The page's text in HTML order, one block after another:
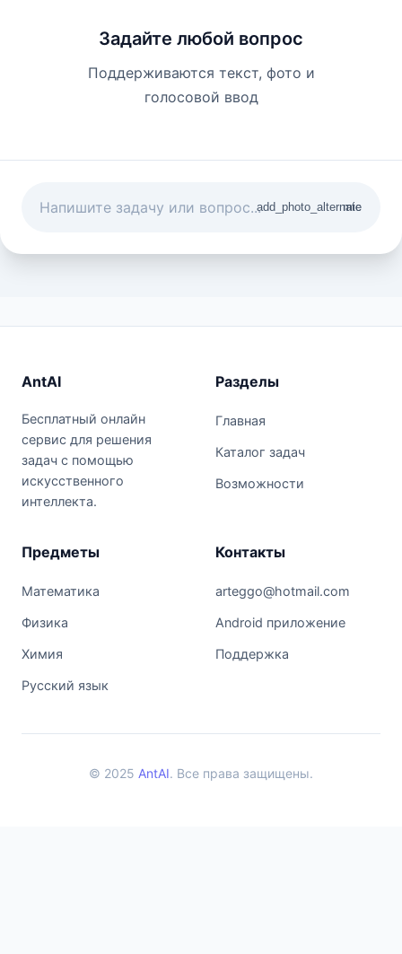
Задайте любой вопрос
Поддерживаются текст, фото и
голосовой ввод
add_photo_alternate
mic
AntAI
Бесплатный онлайн
сервис для решения
задач с помощью
искусственного
интеллекта.
Разделы
Главная
Каталог задач
Возможности
Предметы
Математика
Физика
Химия
Русский язык
Контакты
arteggo@hotmail.com
Android приложение
Поддержка
© 2025 AntAI. Все права защищены.